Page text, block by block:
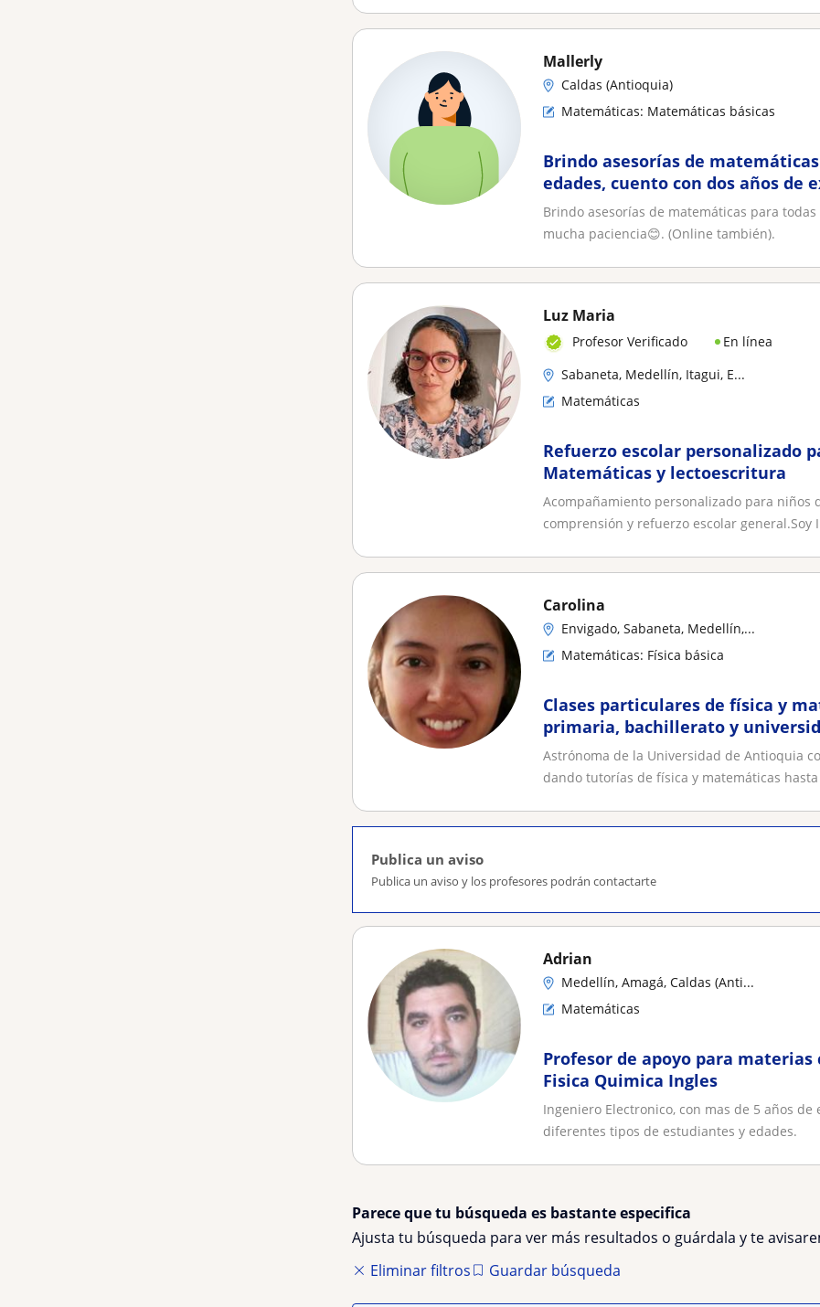
Mallerly
Caldas (Antioquia)
Matemáticas: Matemáticas básicas
Brindo asesorías de
edades, cuento con dos años de
paciencia😊. (Online también)
Brindo asesorías de matemáticas para
mucha paciencia😊. (Online también).
Luz Maria
Profesor Verificado
En línea
Sabaneta, Medellín, Itagui, E...
Matemáticas
Refuerzo escolar personalizado
Matemáticas y lectoescritura
Acompañamiento personalizado para
comprensión y refuerzo escolar general.Soy
Carolina
Envigado, Sabaneta, Medellín,...
Matemáticas: Física básica
Clases particulares de física y
primaria, bachillerato y
Astrónoma de la Universidad de Antioquia
dando tutorías de física y matemáticas hasta
Publica un aviso
Publica un aviso y los profesores podrán contactarte
Adrian
Medellín, Amagá, Caldas (Anti...
Matemáticas
Profesor de apoyo para
Fisica Quimica Ingles
Ingeniero Electronico, con mas de 5 años
diferentes tipos de estudiantes y edades.
Parece que tu búsqueda es bastante especifica
Ajusta tu búsqueda para ver más resultados o guárdala y te
Eliminar filtros
Guardar búsqueda